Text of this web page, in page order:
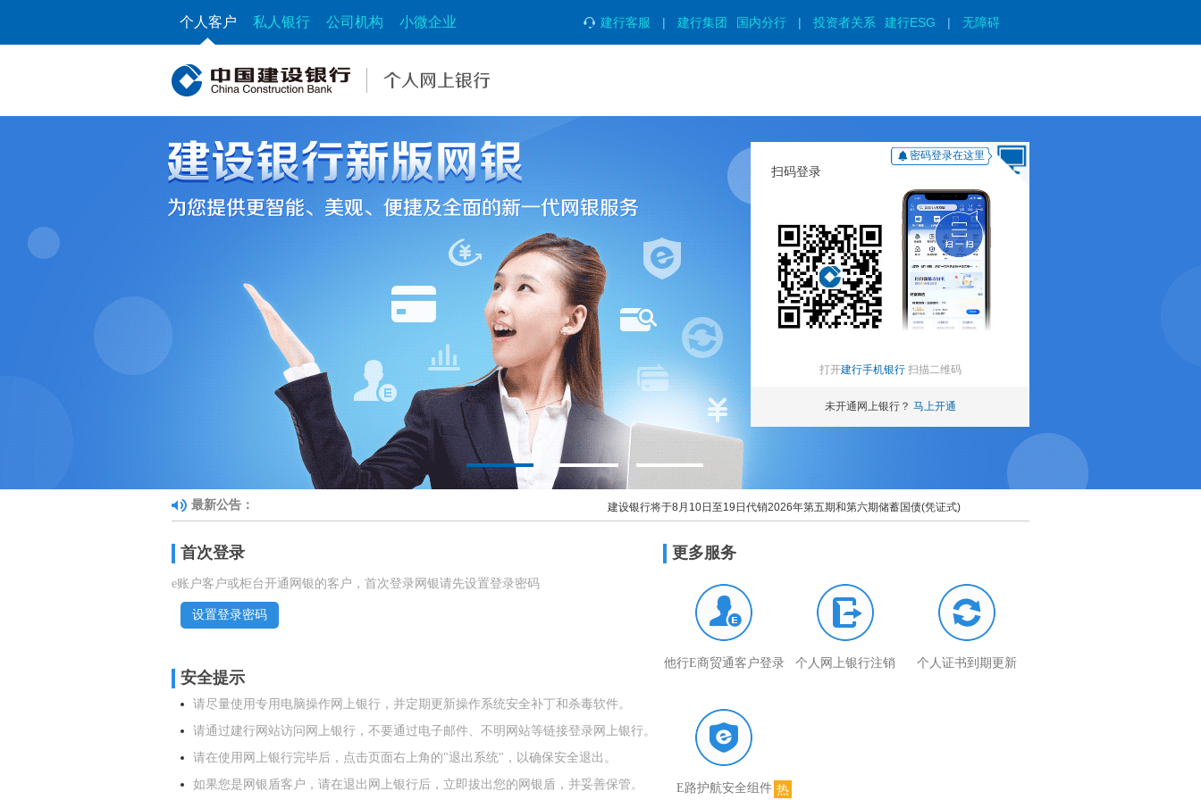
个人客户 私人银行 公司机构 小微企业 建行客服 | 建行集团 国内分行 | 投资者关系 建行ESG | 无障碍
最新公告： 建设银行将于8月10日至19日代销2026年第五期和第六期储蓄国债(凭证式)
首次登录
e账户客户或柜台开通网银的客户，首次登录网银请先设置登录密码
设置登录密码
安全提示
请尽量使用专用电脑操作网上银行，并定期更新操作系统安全补丁和杀毒软件。
请通过建行网站访问网上银行，不要通过电子邮件、不明网站等链接登录网上银行。
请在使用网上银行完毕后，点击页面右上角的"退出系统"，以确保安全退出。
如果您是网银盾客户，请在退出网上银行后，立即拔出您的网银盾，并妥善保管。
更多服务
他行E商贸通客户登录 个人网上银行注销 个人证书到期更新
E路护航安全组件 热